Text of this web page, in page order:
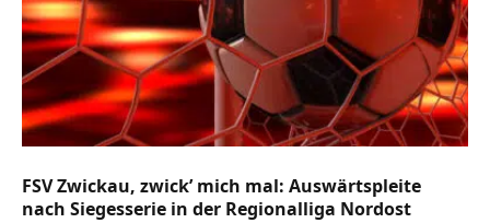
FSV Zwickau, zwick’ mich mal: Auswärtspleite
nach Siegesserie in der Regionalliga Nordost